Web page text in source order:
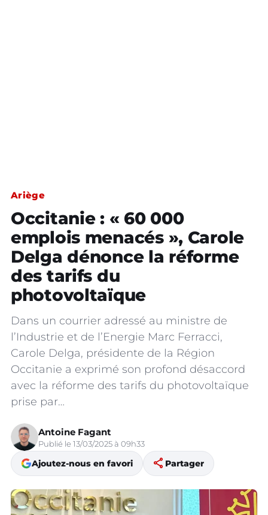
Ariège
Occitanie : « 60 000
emplois menacés », Carole
Delga dénonce la réforme
des tarifs du
photovoltaïque
Dans un courrier adressé au ministre de
l’Industrie et de l’Energie Marc Ferracci,
Carole Delga, présidente de la Région
Occitanie a exprimé son profond désaccord
avec la réforme des tarifs du photovoltaïque
prise par…
Antoine Fagant
Publié le 13/03/2025 à 09h33
Ajoutez-nous en favori share Partager